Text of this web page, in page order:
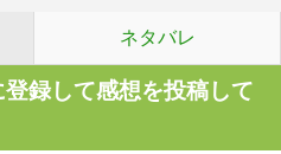
ネタバレ
録して感想を投稿して